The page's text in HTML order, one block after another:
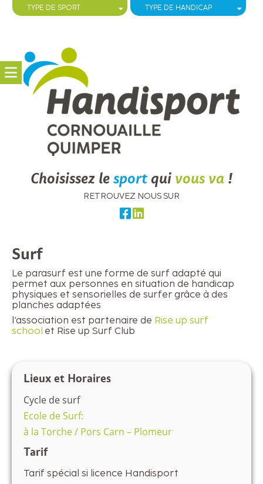
Choisissez le sport qui vous va !
RETROUVEZ NOUS SUR
Surf
Le parasurf est une forme de surf adapté qui
permet aux personnes en situation de handicap
physiques et sensorielles de surfer grâce à des
planches adaptées
l’association est partenaire de Rise up surf
school et Rise up Surf Club
Lieux et Horaires
Cycle de surf
Ecole de Surf:
à la Torche/ Pors Carn – Plomeur
Tarif
Tarif spécial si licence Handisport